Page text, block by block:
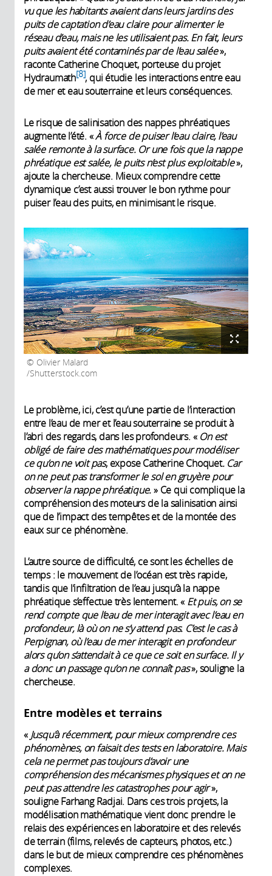
vu que les habitants avaient dans leurs jardins des
puits de captation d’eau claire pour alimenter le
réseau d’eau, mais ne les utilisaient pas. En fait, leurs
puits avaient été contaminés par de l’eau salée»,
raconte Catherine Choquet, porteuse du projet
Hydraumath 8 , qui étudie les interactions entre eau
de mer et eau souterraine et leurs conséquences.
Le risque de salinisation des nappes phréatiques
augmente l’été. «À force de puiser l’eau claire, l’eau
salée remonte à la surface. Or une fois que la nappe
phréatique est salée, le puits n’est plus exploitable»,
ajoute la chercheuse. Mieux comprendre cette
dynamique c’est aussi trouver le bon rythme pour
puiser l’eau des puits, en minimisant le risque.
Olivier Malard
/Shutterstock.com
Le problème, ici, c’est qu’une partie de l’interaction
entre l’eau de mer et l’eau souterraine se produit à
l’abri des regards, dans les profondeurs. «On est
obligé de faire des mathématiques pour modéliser
ce qu’on ne voit pas, expose Catherine Choquet. Car
on ne peut pas transformer le sol en gruyère pour
observer la nappe phréatique.» Ce qui complique la
compréhension des moteurs de la salinisation ainsi
que de l’impact des tempêtes et de la montée des
eaux sur ce phénomène.
L’autre source de difficulté, ce sont les échelles de
temps : le mouvement de l’océan est très rapide,
tandis que l’infiltration de l’eau jusqu’à la nappe
phréatique s’effectue très lentement. « Et puis, on se
rend compte que l’eau de mer interagit avec l’eau en
profondeur, là où on ne s’y attend pas. C’est le cas à
Perpignan, où l’eau de mer interagit en profondeur
alors qu’on s’attendait à ce que ce soit en surface. Il y
a donc un passage qu’on ne connaît pas», souligne la
chercheuse.
Entre modèles et terrains
«Jusqu'à récemment, pour mieux comprendre ces
phénomènes, on faisait des tests en laboratoire. Mais
cela ne permet pas toujours d’avoir une
compréhension des mécanismes physiques et on ne
peut pas attendre les catastrophes pour agir»,
souligne Farhang Radjai. Dans ces trois projets, la
modélisation mathématique vient donc prendre le
relais des expériences en laboratoire et des relevés
de terrain (films, relevés de capteurs, photos, etc.)
dans le but de mieux comprendre ces phénomènes
complexes.